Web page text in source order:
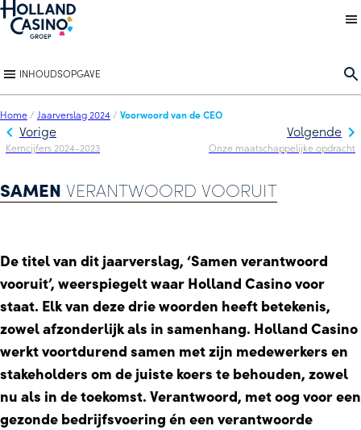
Back to homepage
INHOUDSOPGAVE
Home / Jaarverslag 2024 / Voorwoord van de CEO
Volgende
Onze maatschappelijke opdracht
Vorige
Kerncijfers 2024-2023
SAMEN VERANTWOORD VOORUIT
De titel van dit jaarverslag, ‘Samen verantwoord
vooruit’, weerspiegelt waar Holland Casino voor
staat. Elk van deze drie woorden heeft betekenis,
zowel afzonderlijk als in samenhang. Holland Casino
werkt voortdurend samen met zijn medewerkers en
stakeholders om de juiste koers te behouden, zowel
nu als in de toekomst. Verantwoord, met oog voor een
gezonde bedrijfsvoering én een verantwoorde